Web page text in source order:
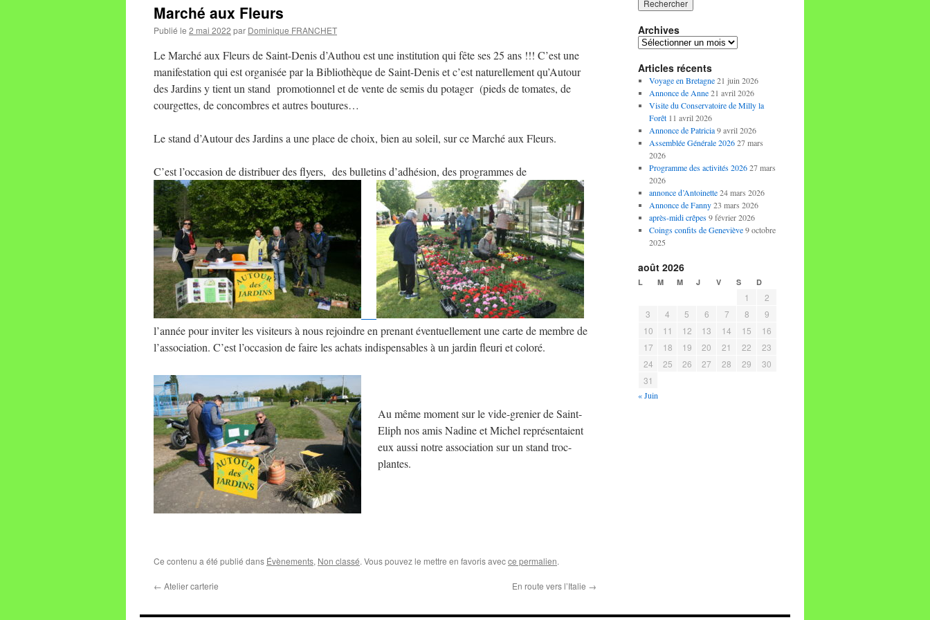
Marché aux Fleurs
Publié le 2 mai 2022 par Dominique FRANCHET
Le Marché aux Fleurs de Saint-Denis d’Authou est une institution qui fête ses 25 ans !!! C’est une
manifestation qui est organisée par la Bibliothèque de Saint-Denis et c’est naturellement qu’Autour
des Jardins y tient un stand promotionnel et de vente de semis du potager (pieds de tomates, de
courgettes, de concombres et autres boutures…
Le stand d’Autour des Jardins a une place de choix, bien au soleil, sur ce Marché aux Fleurs.
C’est l’occasion de distribuer des flyers, des bulletins d’adhésion, des programmes de
l’année pour inviter les visiteurs à nous rejoindre en prenant éventuellement une carte de membre de
l’association. C’est l’occasion de faire les achats indispensables à un jardin fleuri et coloré.
Au même moment sur le vide-grenier de Saint-
Eliph nos amis Nadine et Michel représentaient
eux aussi notre association sur un stand troc-
plantes.
Ce contenu a été publié dans Évènements, Non classé. Vous pouvez le mettre en favoris avecce permalien.
← Atelier carterie En route vers l’Italie →
Archives
Archives
Articles récents
Voyage en Bretagne 21 juin 2026
Annonce de Anne 21 avril 2026
Visite du Conservatoire de Milly la
Forêt 11 avril 2026
Annonce de Patricia 9 avril 2026
Assemblée Générale 2026 27 mars
2026
Programme des activités 2026 27 mars
2026
annonce d’Antoinette 24 mars 2026
Annonce de Fanny 23 mars 2026
après-midi crêpes 9 février 2026
Coings confits de Geneviève 9 octobre
2025
août 2026
L M M J V S D
1
2
3
4 5 6 7 8
9
10
11 12 13 14 15
16
17
18 19 20 21 22
23
24
25 26 27 28 29
30
31
« Juin